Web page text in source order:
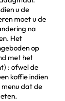
u de
moet u de
na
Het
op
met het
: ofwel de
koffie indien
dat de